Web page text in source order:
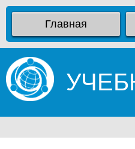
Главная